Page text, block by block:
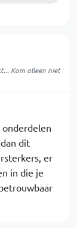
Kom alleen niet
onderdelen
dit
er
in die je